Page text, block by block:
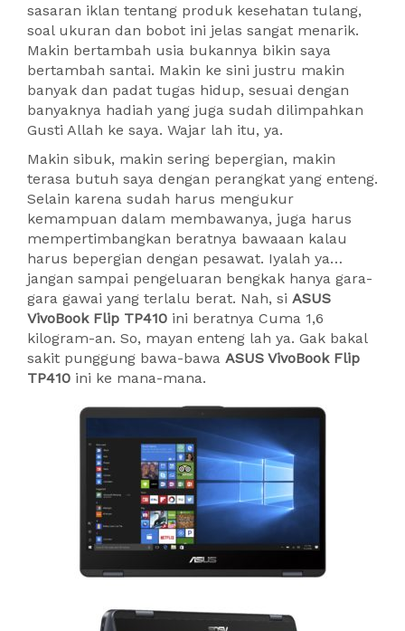
sasaran iklan tentang produk kesehatan tulang,
soal ukuran dan bobot ini jelas sangat menarik.
Makin bertambah usia bukannya bikin saya
bertambah santai. Makin ke sini justru makin
banyak dan padat tugas hidup, sesuai dengan
banyaknya hadiah yang juga sudah dilimpahkan
Gusti Allah ke saya. Wajar lah itu, ya.
Makin sibuk, makin sering bepergian, makin
terasa butuh saya dengan perangkat yang enteng.
Selain karena sudah harus mengukur
kemampuan dalam membawanya, juga harus
mempertimbangkan beratnya bawaaan kalau
harus bepergian dengan pesawat. Iyalah ya…
jangan sampai pengeluaran bengkak hanya gara-
gara gawai yang terlalu berat. Nah, si ASUS
VivoBook Flip TP410 ini beratnya Cuma 1,6
kilogram-an. So, mayan enteng lah ya. Gak bakal
sakit punggung bawa-bawa ASUS VivoBook Flip
TP410 ini ke mana-mana.